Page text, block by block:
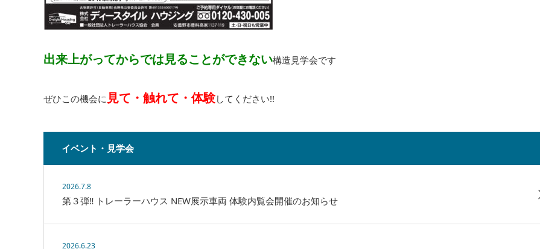
出来上がってからでは見ることができない構造見学会です
ぜひこの機会に 見て・触れて・体験してください!!
イベント・見学会
2026.7.8
第３弾‼ トレーラーハウス NEW展示車両 体験内覧会開催のお知らせ
2026.6.23